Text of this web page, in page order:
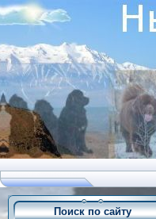
Поиск по сайту